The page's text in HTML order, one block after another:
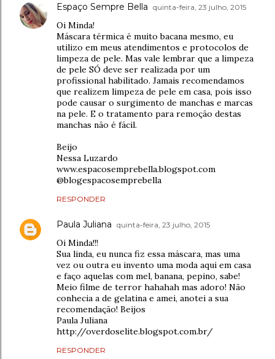
Espaço Sempre Bella quinta-feira, 23 julho, 2015
Oi Minda!
Máscara térmica é muito bacana mesmo, eu
utilizo em meus atendimentos e protocolos de
limpeza de pele. Mas vale lembrar que a limpeza
de pele SÓ deve ser realizada por um
profissional habilitado. Jamais recomendamos
que realizem limpeza de pele em casa, pois isso
pode causar o surgimento de manchas e marcas
na pele. E o tratamento para remoção destas
manchas não é fácil.
Beijo
Nessa Luzardo
www.espacosemprebella.blogspot.com
@blogespacosemprebella
RESPONDER
Paula Juliana quinta-feira, 23 julho, 2015
Oi Minda!!!
Sua linda, eu nunca fiz essa máscara, mas uma
vez ou outra eu invento uma moda aqui em casa
e faço aquelas com mel, banana, pepino, sabe!
Meio filme de terror hahahah mas adoro! Não
conhecia a de gelatina e amei, anotei a sua
recomendação! Beijos
Paula Juliana
http://overdoselite.blogspot.com.br/
RESPONDER